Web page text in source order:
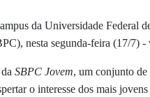
da Universidade
nesta segunda-feira (17/7) -
SBPC Jovem, um conjunto de
o interesse dos mais